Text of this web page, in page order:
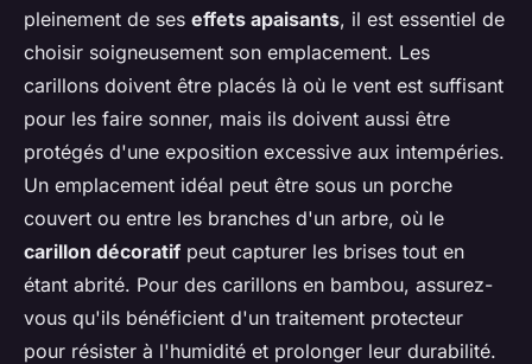
pleinement de ses effets apaisants, il est essentiel de
choisir soigneusement son emplacement. Les
carillons doivent être placés là où le vent est suffisant
pour les faire sonner, mais ils doivent aussi être
protégés d'une exposition excessive aux intempéries.
Un emplacement idéal peut être sous un porche
couvert ou entre les branches d'un arbre, où le
carillon décoratif peut capturer les brises tout en
étant abrité. Pour des carillons en bambou, assurez-
vous qu'ils bénéficient d'un traitement protecteur
pour résister à l'humidité et prolonger leur durabilité.